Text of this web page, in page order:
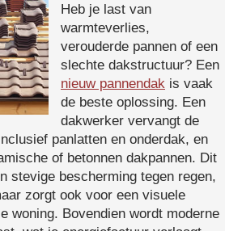
Heb je last van
warmteverlies,
verouderde pannen of een
slechte dakstructuur? Een
nieuw pannendak is vaak
de beste oplossing. Een
dakwerker vervangt de
panlatten en onderdak, en
of betonnen dakpannen. Dit
stevige bescherming tegen regen,
zorgt ook voor een visuele
woning. Bovendien wordt moderne